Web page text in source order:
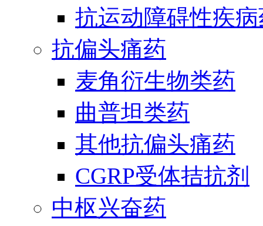
抗运动障碍性疾
抗偏头痛药
麦角衍生物类药
曲普坦类药
其他抗偏头痛药
CGRP受体拮抗剂
中枢兴奋药